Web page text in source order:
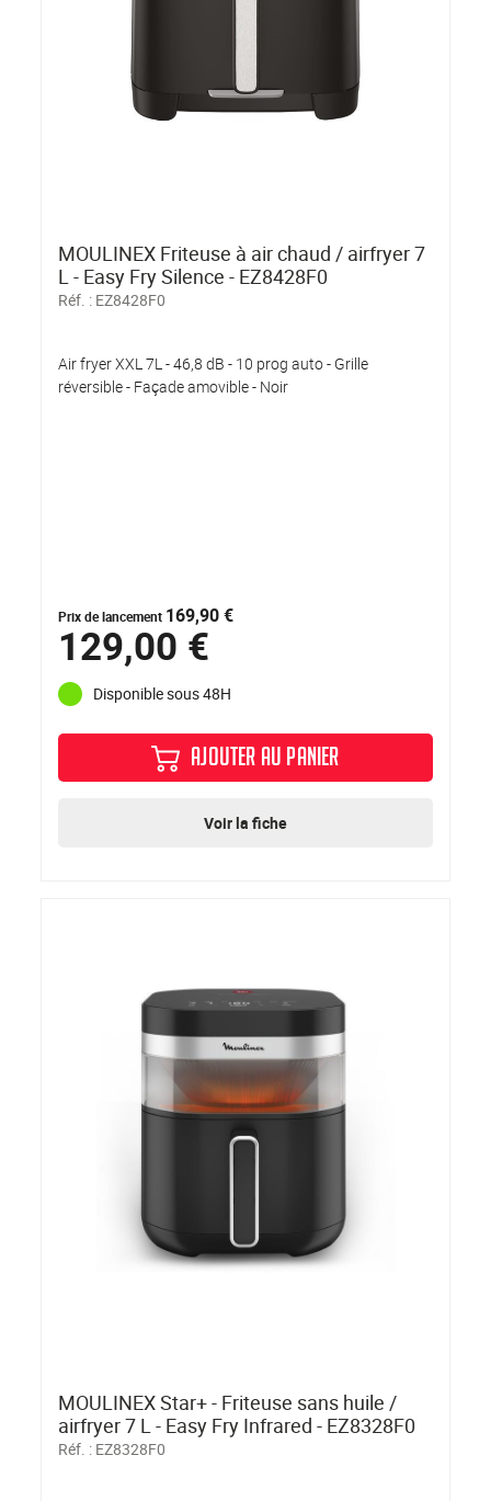
MOULINEX Friteuse à air chaud / airfryer 7
L - Easy Fry Silence - EZ8428F0
Réf. : EZ8428F0
Air fryer XXL 7L - 46,8 dB - 10 prog auto - Grille
réversible - Façade amovible - Noir
Prix de lancement 169,90 €
129,00 €
Disponible sous 48H
AJOUTER AU PANIER
Voir la fiche
MOULINEX Star+ - Friteuse sans huile /
airfryer 7 L - Easy Fry Infrared - EZ8328F0
Réf. : EZ8328F0